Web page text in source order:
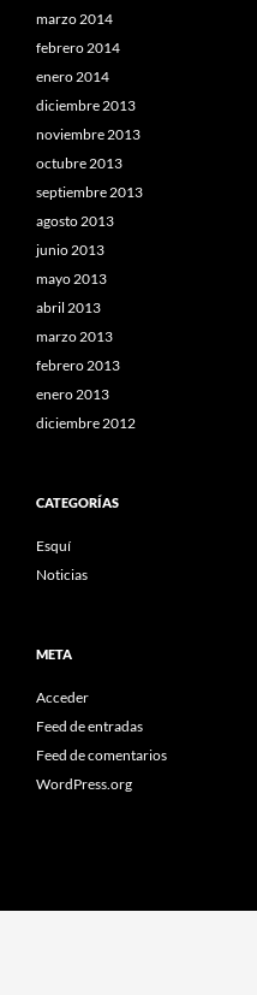
marzo 2014
febrero 2014
enero 2014
diciembre 2013
noviembre 2013
octubre 2013
septiembre 2013
agosto 2013
junio 2013
mayo 2013
abril 2013
marzo 2013
febrero 2013
enero 2013
diciembre 2012
CATEGORÍAS
Esquí
Noticias
META
Acceder
Feed de entradas
Feed de comentarios
WordPress.org